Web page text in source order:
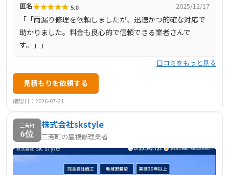
匿名★★★★★ 5.0 2025/12/17
「「雨漏り修理を依頼しましたが、迅速かつ的確な対応で
助かりました。料金も良心的で信頼できる業者さんで
す。」」
口コミをもっと見る
見積もりを依頼する
確認日：2026-07-21
三芳町
6位
株式会社skstyle
三芳町の屋根修理業者